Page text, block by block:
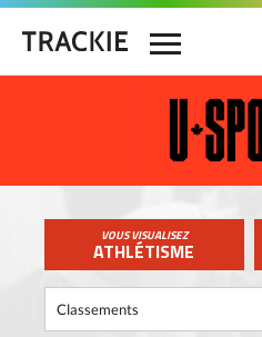
VOUS VISUALISEZ
ATHLÉTISME